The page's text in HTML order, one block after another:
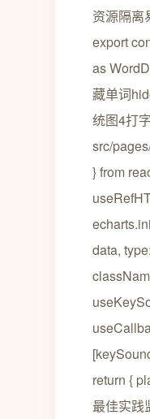
资源隔离
export
as
藏单词
统图4打
src/
} from
data,
return {
最佳实践